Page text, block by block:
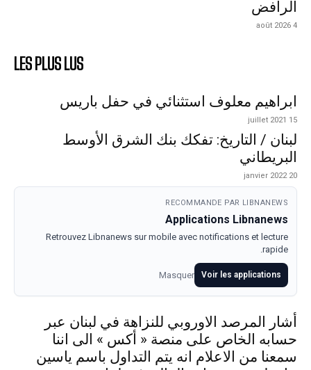
الرافض
4 août 2026
LES PLUS LUS
ابراهيم معلوف استثنائي في حفل باريس
15 juillet 2021
لبنان / التاريخ: تفكك بنك الشرق الأوسط
البريطاني
20 janvier 2022
RECOMMANDE PAR LIBNANEWS
Applications Libnanews
Retrouvez Libnanews sur mobile avec notifications et lecture
rapide.
Voir les applications
Masquer
أشار المرصد الاوروبي للنزاهة في لبنان عبر
حسابه الخاص على منصة « أكس » الى اننا
سمعنا من الاعلام انه يتم التداول باسم ياسين